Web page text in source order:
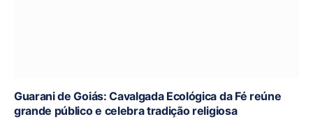
Guarani de Goiás: Cavalgada Ecológica da Fé reúne
grande público e celebra tradição religiosa